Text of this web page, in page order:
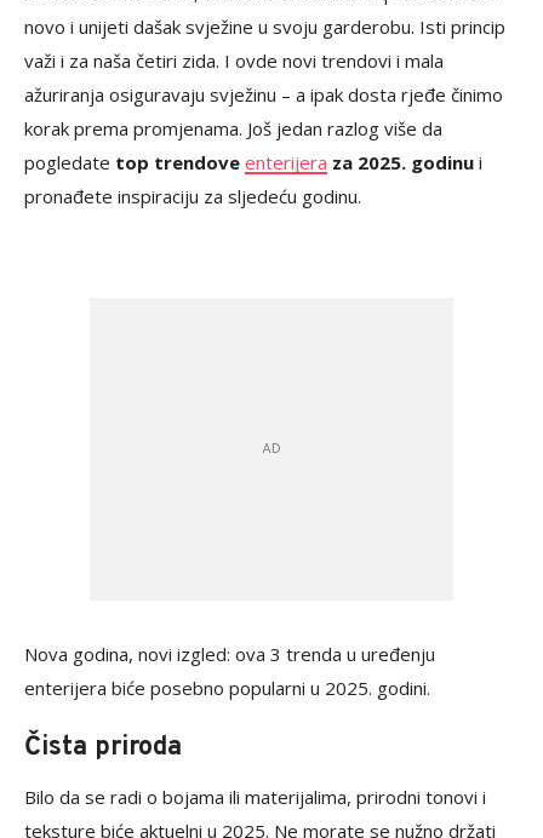
novo i unijeti dašak svježine u svoju garderobu. Isti princip
važi i za naša četiri zida. I ovde novi trendovi i mala
ažuriranja osiguravaju svježinu – a ipak dosta rjeđe činimo
korak prema promjenama. Još jedan razlog više da
pogledate top trendove enterijera za 2025. godinu i
pronađete inspiraciju za sljedeću godinu.
Nova godina, novi izgled: ova 3 trenda u uređenju
enterijera biće posebno popularni u 2025. godini.
Čista priroda
Bilo da se radi o bojama ili materijalima, prirodni tonovi i
teksture biće aktuelni u 2025. Ne morate se nužno držati